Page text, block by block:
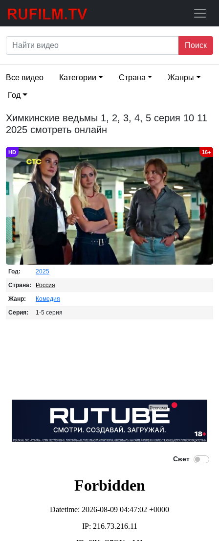
Поиск
Все видео Категории Страна Жанры
Год
Химкинские ведьмы 1, 2, 3, 4, 5 серия 10 11
2025 смотреть онлайн
HD 16+
Год:
2025
Страна:
Россия
Жанр:
Комедия
Серия:
1-5 серия